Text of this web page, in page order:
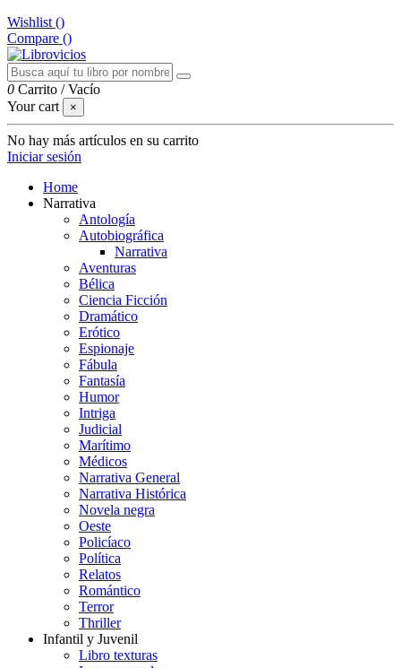
Wishlist ()
Compare ()
0 Carrito /Vacío
Your cart
×
No hay más artículos en su carrito
Iniciar sesión
Home
Narrativa
Antología
Autobiográfica
Narrativa
Aventuras
Bélica
Ciencia Ficción
Dramático
Erótico
Espionaje
Fábula
Fantasía
Humor
Intriga
Judicial
Marítimo
Médicos
Narrativa General
Narrativa Histórica
Novela negra
Oeste
Policíaco
Política
Relatos
Romántico
Terror
Thriller
Infantil y Juvenil
Libro texturas